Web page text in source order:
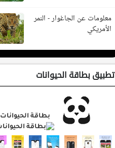
معلومات عن الجاغوار - النمر
الأمريكي
تطبيق بطاقة الحيوانات
بطاقة الحيوانات